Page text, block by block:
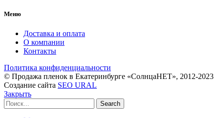
Меню
Доставка и оплата
О компании
Контакты
Политика конфиденциальности
© Продажа пленок в Екатеринбурге «СолнцаНЕТ», 2012-2023
Создание сайта SEO URAL
Закрыть
Search